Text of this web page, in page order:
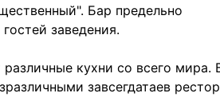
Бар предельно
заведения.
кухни со всего мира.
завсегдатаев